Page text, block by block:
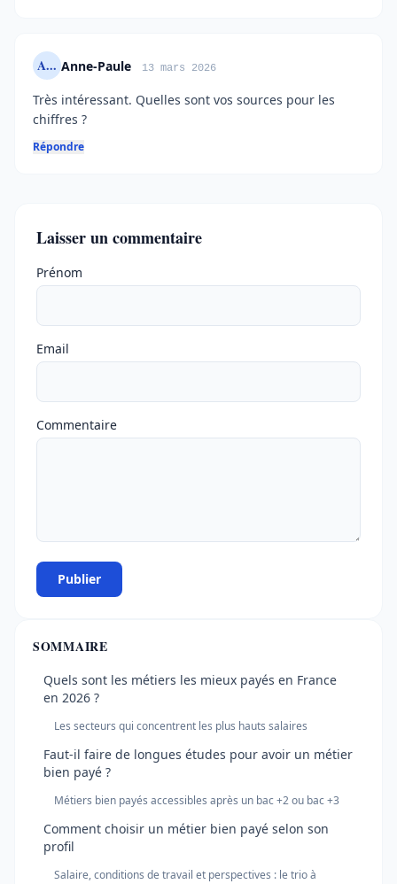
A... Anne-Paule 13 mars 2026
Très intéressant. Quelles sont vos sources pour les
chiffres ?
Répondre
Laisser un commentaire
Ne pas remplir
Prénom
Email
Commentaire
Publier
SOMMAIRE
Quels sont les métiers les mieux payés en France
en 2026 ?
Les secteurs qui concentrent les plus hauts salaires
Faut-il faire de longues études pour avoir un métier
bien payé ?
Métiers bien payés accessibles après un bac +2 ou bac +3
Comment choisir un métier bien payé selon son
profil
Salaire, conditions de travail et perspectives : le trio à